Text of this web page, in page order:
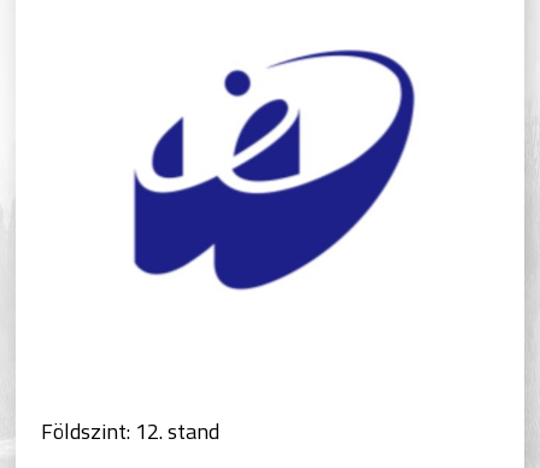
Földszint: 12. stand